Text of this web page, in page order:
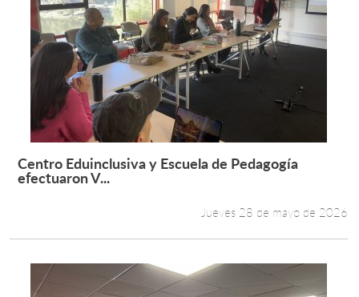
Leer más +
Centro Eduinclusiva y Escuela de Pedagogía
efectuaron V...
Jueves 28 de mayo de 2026